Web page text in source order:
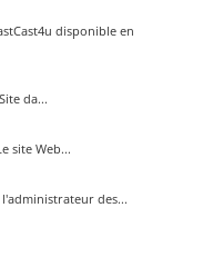
disponible en
da...
site Web...
des...